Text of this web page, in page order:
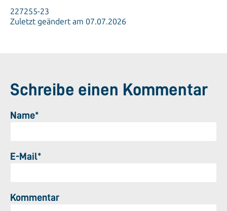
227255-23
Zuletzt geändert am 07.07.2026
Schreibe einen Kommentar
Name*
E-Mail*
Kommentar